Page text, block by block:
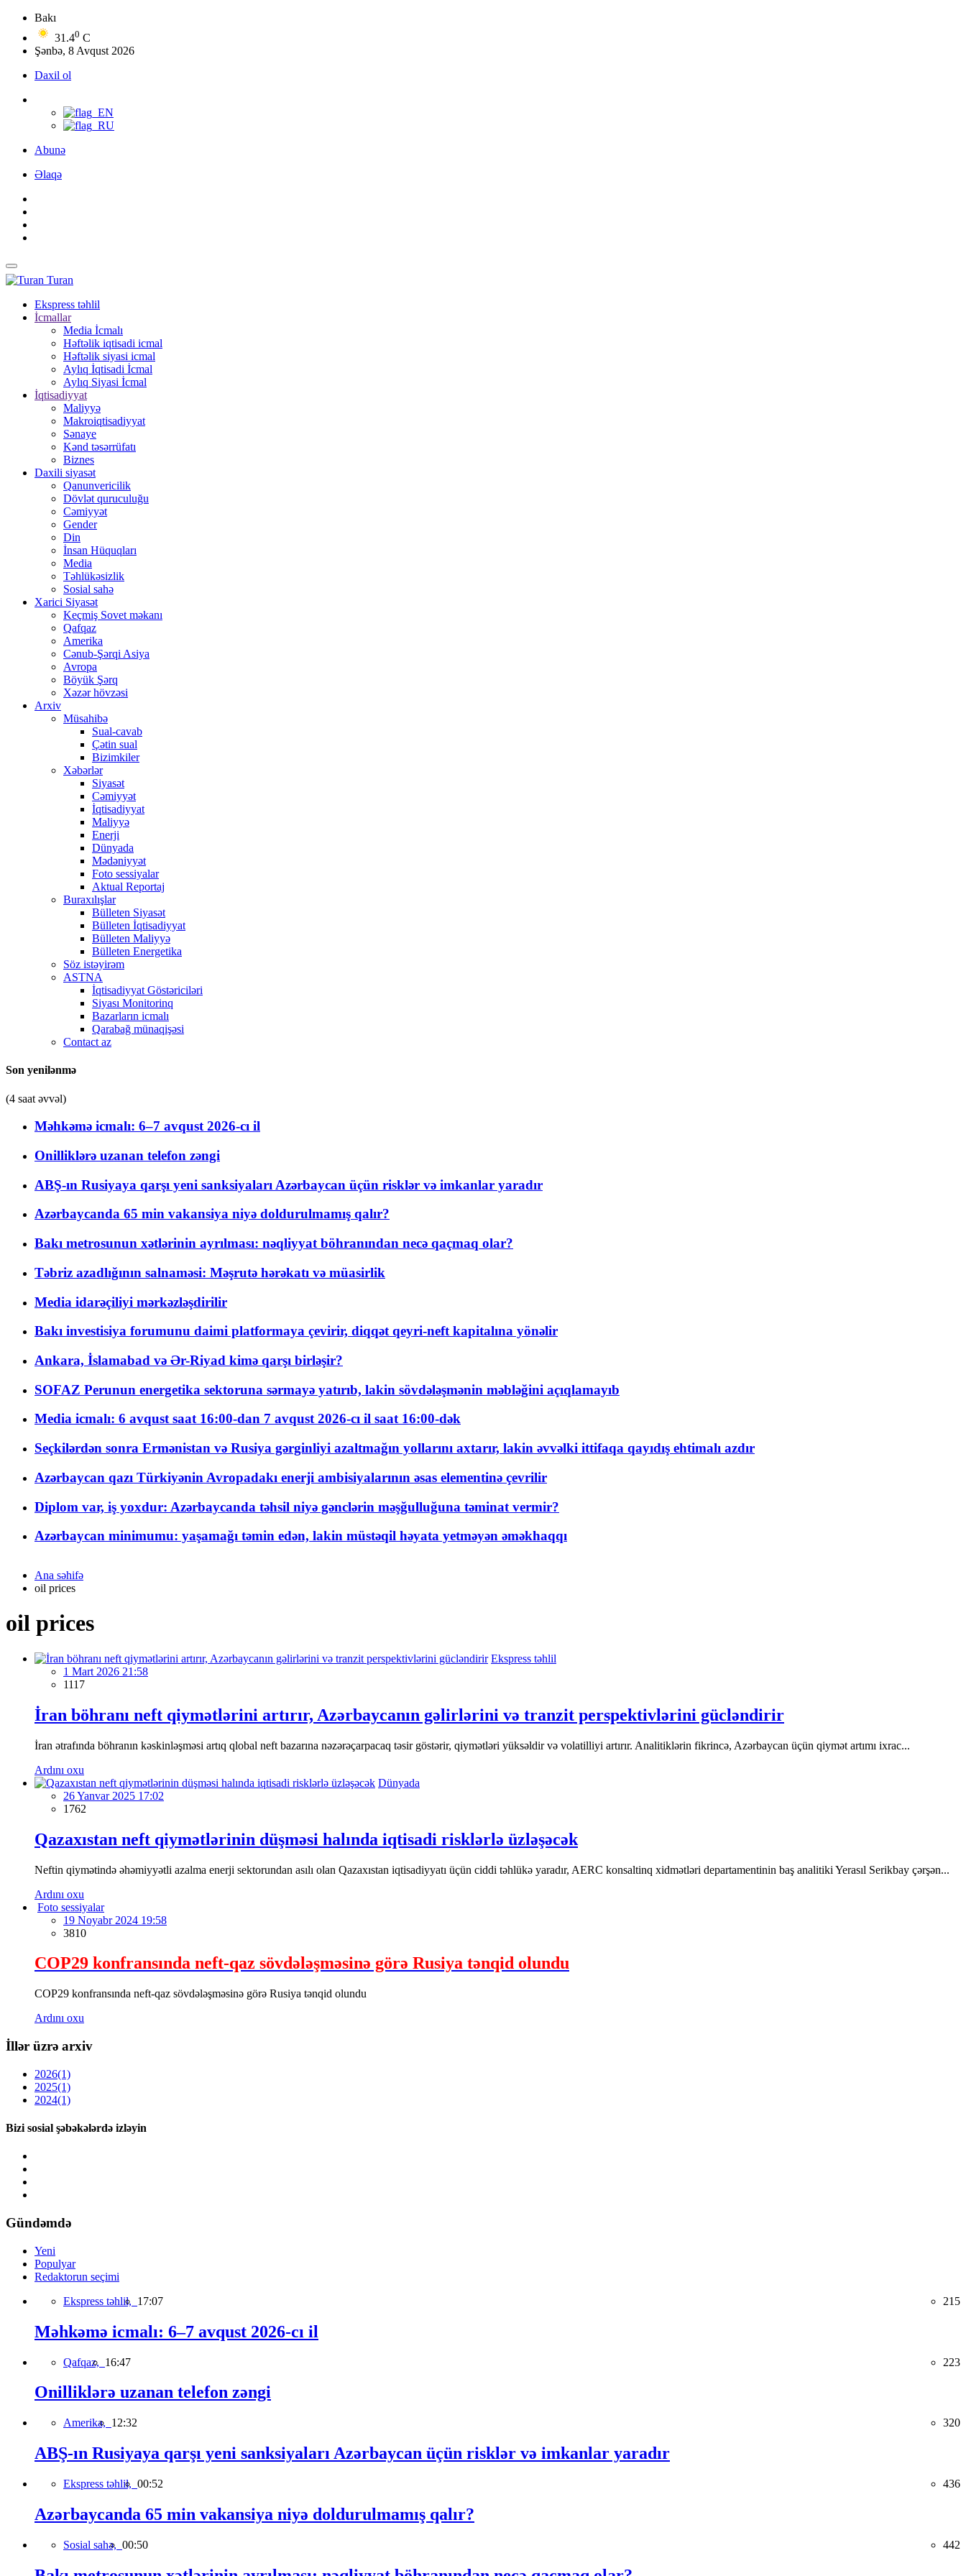
Bakı
31.40 C
Şənbə, 8 Avqust 2026
Daxil ol
Abunə
Əlaqə
Turan
Ekspress təhlil
İcmallar
Media İcmalı
Həftəlik iqtisadi icmal
Həftəlik siyasi icmal
Aylıq İqtisadi İcmal
Aylıq Siyasi İcmal
İqtisadiyyat
Maliyyə
Makroiqtisadiyyat
Sənaye
Kənd təsərrüfatı
Biznes
Daxili siyasət
Qanunvericilik
Dövlət quruculuğu
Cəmiyyət
Gender
Din
İnsan Hüquqları
Media
Təhlükəsizlik
Sosial sahə
Xarici Siyasət
Keçmiş Sovet məkanı
Qafqaz
Amerika
Cənub-Şərqi Asiya
Avropa
Böyük Şərq
Xəzər hövzəsi
Arxiv
Müsahibə
Sual-cavab
Çətin sual
Bizimkiler
Xəbərlər
Siyasət
Cəmiyyət
İqtisadiyyat
Maliyyə
Enerji
Dünyada
Mədəniyyət
Foto sessiyalar
Aktual Reportaj
Buraxılışlar
Bülleten Siyasət
Bülleten İqtisadiyyat
Bülleten Maliyyə
Bülleten Energetika
Söz istəyirəm
ASTNA
İqtisadiyyat Göstəriciləri
Siyası Monitorinq
Bazarların icmalı
Qarabağ münaqişəsi
Contact az
Son yenilənmə
(4 saat əvvəl)
Məhkəmə icmalı: 6–7 avqust 2026-cı il
Onilliklərə uzanan telefon zəngi
ABŞ-ın Rusiyaya qarşı yeni sanksiyaları Azərbaycan üçün risklər və imkanlar yaradır
Azərbaycanda 65 min vakansiya niyə doldurulmamış qalır?
Bakı metrosunun xətlərinin ayrılması: nəqliyyat böhranından necə qaçmaq olar?
Təbriz azadlığının salnaməsi: Məşrutə hərəkatı və müasirlik
Media idarəçiliyi mərkəzləşdirilir
Bakı investisiya forumunu daimi platformaya çevirir, diqqət qeyri-neft kapitalına yönəlir
Ankara, İslamabad və Ər-Riyad kimə qarşı birləşir?
SOFAZ Perunun energetika sektoruna sərmayə yatırıb, lakin sövdələşmənin məbləğini açıqlamayıb
Media icmalı: 6 avqust saat 16:00-dan 7 avqust 2026-cı il saat 16:00-dək
Seçkilərdən sonra Ermənistan və Rusiya gərginliyi azaltmağın yollarını axtarır, lakin əvvəlki ittifaqa qayıdış ehtimalı azdır
Azərbaycan qazı Türkiyənin Avropadakı enerji ambisiyalarının əsas elementinə çevrilir
Diplom var, iş yoxdur: Azərbaycanda təhsil niyə gənclərin məşğulluğuna təminat vermir?
Azərbaycan minimumu: yaşamağı təmin edən, lakin müstəqil həyata yetməyən əməkhaqqı
Ana səhifə
oil prices
oil prices
Ekspress təhlil
1 Mart 2026 21:58
1117
İran böhranı neft qiymətlərini artırır, Azərbaycanın gəlirlərini və tranzit perspektivlərini gücləndirir
İran ətrafında böhranın kəskinləşməsi artıq qlobal neft bazarına nəzərəçarpacaq təsir göstərir, qiymətləri yüksəldir və volatilliyi artırır. Analitiklərin fikrincə, Azərbaycan üçün qiymət artımı ixrac...
Ardını oxu
Dünyada
26 Yanvar 2025 17:02
1762
Qazaxıstan neft qiymətlərinin düşməsi halında iqtisadi risklərlə üzləşəcək
Neftin qiymətində əhəmiyyətli azalma enerji sektorundan asılı olan Qazaxıstan iqtisadiyyatı üçün ciddi təhlükə yaradır, AERC konsaltinq xidmətləri departamentinin baş analitiki Yerasıl Serikbay çərşən...
Ardını oxu
Foto sessiyalar
19 Noyabr 2024 19:58
3810
COP29 konfransında neft-qaz sövdələşməsinə görə Rusiya tənqid olundu
COP29 konfransında neft-qaz sövdələşməsinə görə Rusiya tənqid olundu
Ardını oxu
İllər üzrə arxiv
2026(1)
2025(1)
2024(1)
Bizi sosial şəbəkələrdə izləyin
Gündəmdə
Yeni
Populyar
Redaktorun seçimi
Ekspress təhlil, 17:07 215
Məhkəmə icmalı: 6–7 avqust 2026-cı il
Qafqaz, 16:47 223
Onilliklərə uzanan telefon zəngi
Amerika, 12:32 320
ABŞ-ın Rusiyaya qarşı yeni sanksiyaları Azərbaycan üçün risklər və imkanlar yaradır
Ekspress təhlil, 00:52 436
Azərbaycanda 65 min vakansiya niyə doldurulmamış qalır?
Sosial sahə, 00:50 442